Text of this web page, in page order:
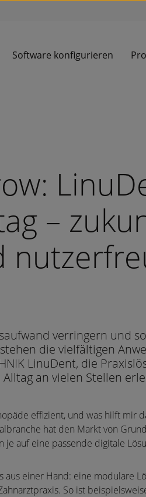
Software konfigurieren
–
verringern und
die vielfältigen
LinuDent, die
an vielen Stellen
effizient, und was hilft mir
hat den Markt von
auf eine passende digitale
aus einer Hand: eine modulare
So ist